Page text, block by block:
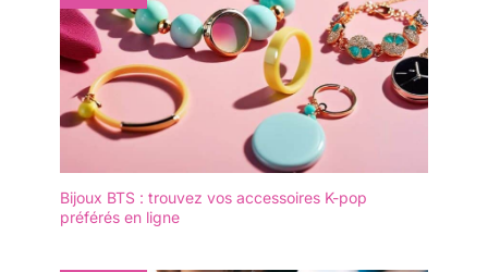
et créatif des cartes de jalons
en bois à l'intérieur de
l'ensemble permet de garder
précieusement les moments
importants du nouveau-né pour
toujours. N'hésitez pas à nous
contacter si vous avez des
questions. Notre équipe
qualifiée est toujours à votre
encore de precieux souvenirs
des annees plus tard.
Bijoux BTS : trouvez vos accessoires K-pop
préférés en ligne